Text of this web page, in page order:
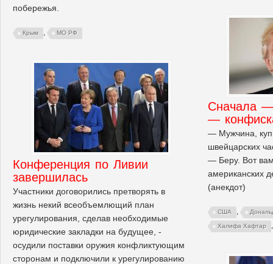
побережья.
Крым , МО РФ
Сначала —
—
— Мужчина,
швейцарских
— Беру. Вот
американских
(анекдот)
США ,
Халифа Хафтар
Конференция по Ливии
завершилась
Участники договорились претворять в
жизнь некий всеобъемлющий план
урегулирования, сделав необходимые
юридические закладки на будущее, -
осудили поставки оружия конфликтующим
сторонам и подключили к урегулированию